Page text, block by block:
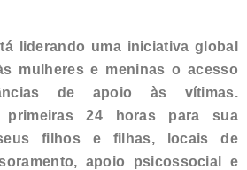
liderando uma iniciativa global
mulheres e meninas o acesso
de apoio às vítimas.
primeiras 24 horas para sua
filhos e filhas, locais de
apoio psicossocial e